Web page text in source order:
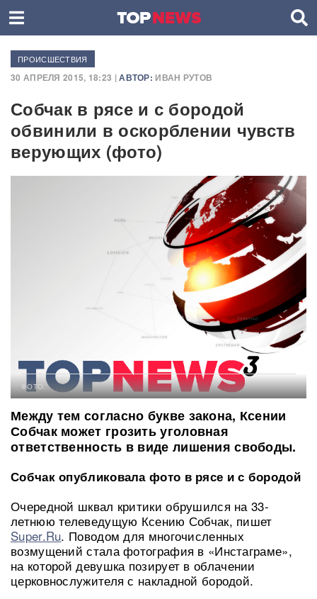
ПРОИСШЕСТВИЯ
30 АПРЕЛЯ 2015, 18:23 |АВТОР: ИВАН РУТОВ
Собчак в рясе и с бородой
обвинили в оскорблении чувств
верующих (фото)
ФОТО:
Между тем согласно букве закона, Ксении
Собчак может грозить уголовная
ответственность в виде лишения свободы.
Собчак опубликовала фото в рясе и с бородой
Очередной шквал критики обрушился на 33-
летнюю телеведущую Ксению Собчак, пишет
Super.Ru. Поводом для многочисленных
возмущений стала фотография в «Инстаграме»,
на которой девушка позирует в облачении
церковнослужителя с накладной бородой.